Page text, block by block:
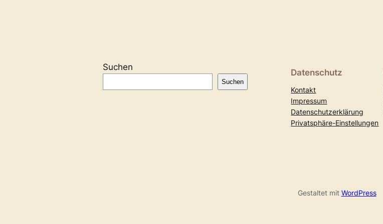
Suchen
Suchen
Datenschutz
Kontakt
Impressum
Datenschutzerklärung
Privatsphäre-Einstellungen
Gestaltet mit WordPress